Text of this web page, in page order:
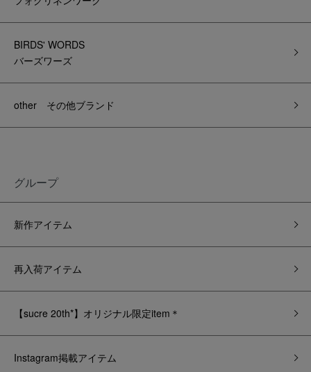
BIRDS' WORDS
バーズワーズ
other その他ブランド
グループ
新作アイテム
再入荷アイテム
【sucre 20th*】オリジナル限定item＊
Instagram掲載アイテム